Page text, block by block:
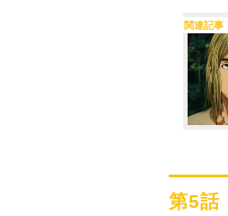
関連記事
第5話